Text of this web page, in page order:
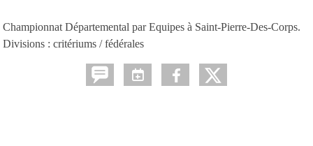
Championnat Départemental par Equipes à Saint-Pierre-Des-Corps.
Divisions : critériums / fédérales